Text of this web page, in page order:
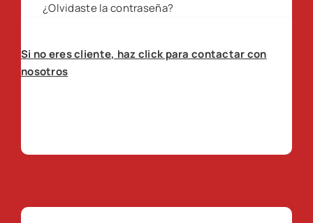
¿Olvidaste la contraseña?
Si no eres cliente, haz click para contactar con
nosotros